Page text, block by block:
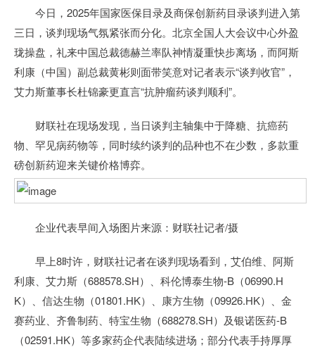
今日，2025年国家医保目录及商保创新药目录谈判进入第
三日，谈判现场气氛紧张而分化。北京全国人大会议中心外盈
珑操盘，礼来中国总裁德赫兰率队神情凝重快步离场，而阿斯
利康（中国）副总裁黄彬则面带笑意对记者表示“谈判收官”，
艾力斯董事长杜锦豪更直言“抗肿瘤药谈判顺利”。
财联社在现场发现，当日谈判主轴集中于降糖、抗癌药
物、罕见病药物等，同时续约谈判的品种也不在少数，多款重
磅创新药迎来关键价格博弈。
企业代表早间入场图片来源：财联社记者/摄
早上8时许，财联社记者在谈判现场看到，艾伯维、阿斯
利康、艾力斯（688578.SH）、科伦博泰生物-B（06990.H
K）、信达生物（01801.HK）、康方生物（09926.HK）、金
赛药业、齐鲁制药、特宝生物（688278.SH）及银诺医药-B
（02591.HK）等多家药企代表陆续进场；部分代表手持厚厚